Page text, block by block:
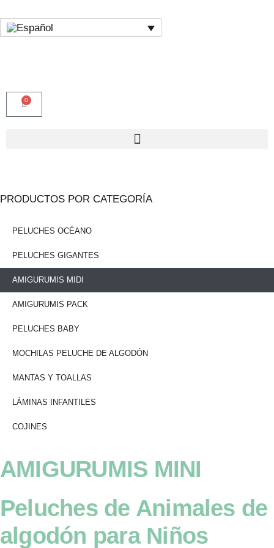
0
PRODUCTOS POR CATEGORÍA
PELUCHES OCÉANO
PELUCHES GIGANTES
AMIGURUMIS MIDI
AMIGURUMIS PACK
PELUCHES BABY
MOCHILAS PELUCHE DE ALGODÓN
MANTAS Y TOALLAS
LÁMINAS INFANTILES
COJINES
AMIGURUMIS MINI
Peluches de Animales de
algodón para Niños